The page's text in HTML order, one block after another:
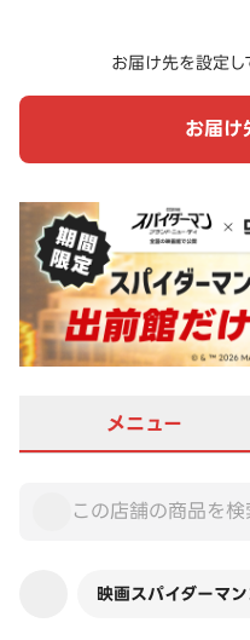
お届け先を設定し
お届け
メニュー
映画スパイダーマ